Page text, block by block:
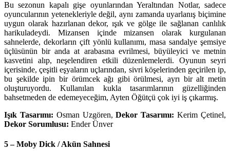
Bu sezonun kapalı gişe oyunlarından Yeraltından Notlar, sadece
oyuncularının yetenekleriyle değil, aynı zamanda uyarlanış biçimine
uygun olarak hazırlanan dekor, ışık ve gölge ile sağlanan canlılık
harikuladeydi. Mizansen içinde mizansen olarak kurgulanan
sahnelerde, dekorların çift yönlü kullanımı, masa sandalye şemsiye
üçlüsünün bir anda at arabasına evrilmesi, büyüleyici ve metnin
kasvetini alıp, neşelendiren etkili düzenlemelerdi. Oyunun seyri
içerisinde, çeşitli eşyaların uçlarından, sivri köşelerinden geçirilen ip,
bu şekilde ipin bir örümcek ağı gibi örülmesi, ayrı bir alt metin
oluşturuyordu. Kullanılan kukla tasarımlarının güzelliğinden
bahsetmeden de edemeyeceğim, Ayten Öğütçü çok iyi iş çıkarmış.
Işık Tasarımı: Osman Uzgören,Dekor Tasarımı: Kerim Çetinel,
Dekor Sorumlusu: Ender Ünver
5 – Moby Dick / Akün Sahnesi